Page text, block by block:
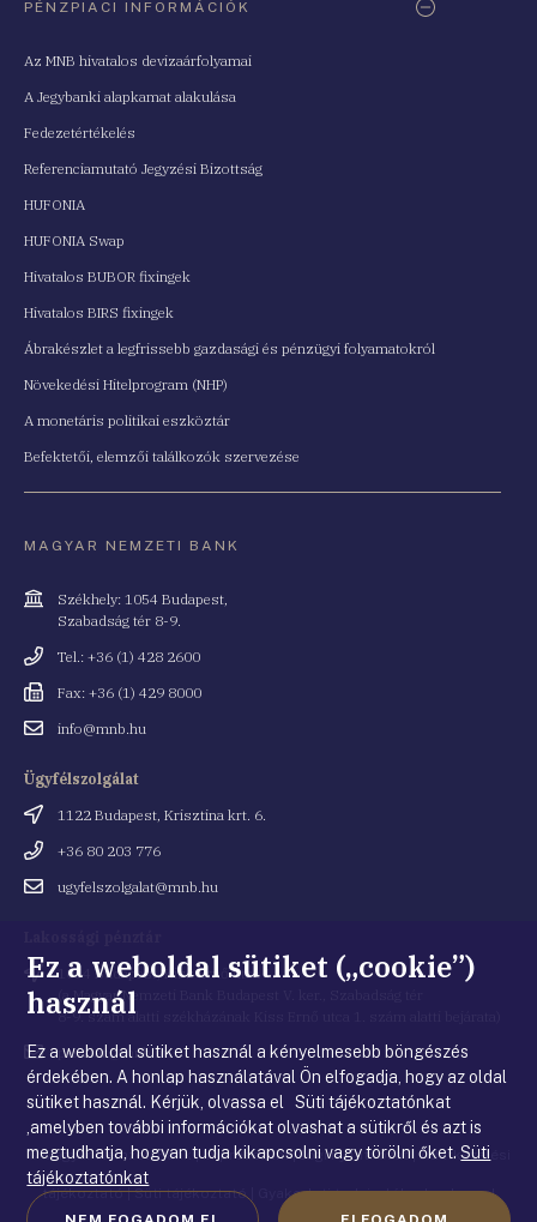
PÉNZPIACI INFORMÁCIÓK
Az MNB hivatalos devizaárfolyamai
A Jegybanki alapkamat alakulása
Fedezetértékelés
Referenciamutató Jegyzési Bizottság
HUFONIA
HUFONIA Swap
Hivatalos BUBOR fixingek
Hivatalos BIRS fixingek
Ábrakészlet a legfrissebb gazdasági és pénzügyi folyamatokról
Növekedési Hitelprogram (NHP)
A monetáris politikai eszköztár
Befektetői, elemzői találkozók szervezése
MAGYAR NEMZETI BANK
Cím
Székhely: 1054 Budapest,
Szabadság tér 8-9.
Telefonszám
Tel.: +36 (1) 428 2600
Fax
Fax: +36 (1) 429 8000
Emailinfo@mnb.hu
Ügyfélszolgálat
Cím
1122 Budapest, Krisztina krt. 6.
Telefonszám
+36 80 203 776
Emailugyfelszolgalat@mnb.hu
Cím 1054 Budapest, Kiss Ernő utca 1.
(a Magyar Nemzeti Bank Budapest V. ker., Szabadság tér
8-9. szám alatti székházának Kiss Ernő utca 1. szám alatti bejárata)
Email
cím
penztar@mnb.hu
© Magyar Nemzeti Bank |Impresszum|Jogi nyilatkozat|Adatkezelési
tájékoztató|Süti tájékoztató| Gyakorlati tudnivalók a honlappal
Ez a weboldal sütiket („cookie”)
használ
Ez a weboldal sütiket használ a kényelmesebb böngészés
érdekében. A honlap használatával Ön elfogadja, hogy az oldal
sütiket használ. Kérjük, olvassa el Süti tájékoztatónkat
,amelyben további információkat olvashat a sütikről és azt is
megtudhatja, hogyan tudja kikapcsolni vagy törölni őket.Süti
tájékoztatónkat